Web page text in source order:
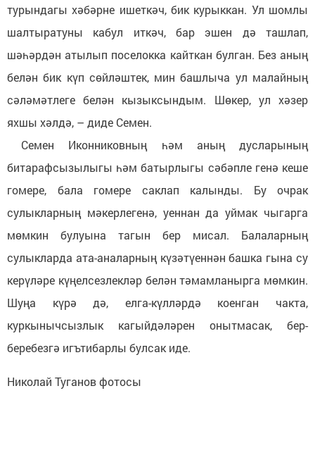
турындагы хәбәрне ишеткәч, бик курыккан. Ул шомлы
шалтыратуны кабул иткәч, бар эшен дә ташлап,
шәһәрдән атылып поселокка кайткан булган. Без аның
белән бик күп сөйләштек, мин башлыча ул малайның
сәләмәтлеге белән кызыксындым. Шөкер, ул хәзер
яхшы хәлдә, – диде Семен.
Семен Иконниковның һәм аның дусларының
битарафсызылыгы һәм батырлыгы сәбәпле генә кеше
гомере, бала гомере саклап калынды. Бу очрак
сулыкларның мәкерлегенә, уеннан да уймак чыгарга
мөмкин булуына тагын бер мисал. Балаларның
сулыкларда ата-аналарның күзәтүеннән башка гына су
керүләре күңелсезлекләр белән тәмамланырга мөмкин.
Шуңа күрә дә, елга-күлләрдә коенган чакта,
куркынычсызлык кагыйдәләрен онытмасак, бер-
беребезгә игътибарлы булсак иде.
Николай Туганов фотосы